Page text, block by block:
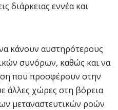
διάρκειας εννέα και
κάνουν αυστηρότερους
συνόρων, καθώς και να
που προσφέρουν στην
άλλες χώρες στη βόρεια
μεταναστευτικών ροών